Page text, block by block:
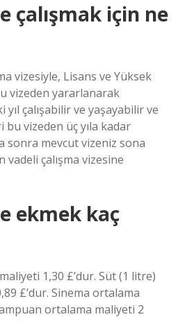
çalışmak için ne
vizesiyle, Lisans ve Yüksek
vizeden yararlanarak
yıl çalışabilir ve yaşayabilir ve
vizeden üç yıla kadar
sonra mevcut vizeniz sona
çalışma vizesine
ekmek kaç
1,30 £’dur. Süt (1 litre)
£’dur. Sinema ortalama
ortalama maliyeti 2